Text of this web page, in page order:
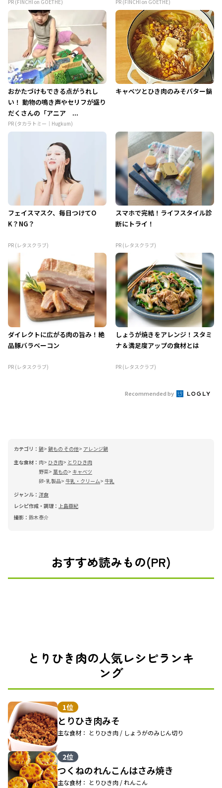
PR (FINCHI on GOETHE) PR (FINCHI on GOETHE)
おかたづけもできる点がうれし
い！ 動物の鳴き声やセリフが盛り
だくさんの「アニア ...
PR (タカラトミー｜Hugkum)
キャベツとひき肉のみそバター鍋
フェイスマスク、毎日つけてO
K？NG？
PR (レタスクラブ)
スマホで完結！ライフスタイル診
断にトライ！
PR (レタスクラブ)
ダイレクトに広がる肉の旨み！絶
品豚バラベーコン
PR (レタスクラブ)
しょうが焼きをアレンジ！スタミ
ナ＆満足度アップの食材とは
PR (レタスクラブ)
Recommended by
カテゴリ： 鍋 鍋もの その他
アレンジ鍋
主な食材： 肉 ひき肉
とりひき肉
野菜 葉もの
キャベツ
卵･乳製品 牛乳・クリーム 牛乳
ジャンル： 洋食
レシピ作成・調理： 上島亜紀
撮影： 鈴木泰介
おすすめ読みもの(PR)
とりひき肉の人気レシピランキ
ング
1位
とりひき肉みそ
主な食材： とりひき肉 / しょうがのみじん切り
2位
つくねのれんこんはさみ焼き
主な食材： とりひき肉 / れんこん